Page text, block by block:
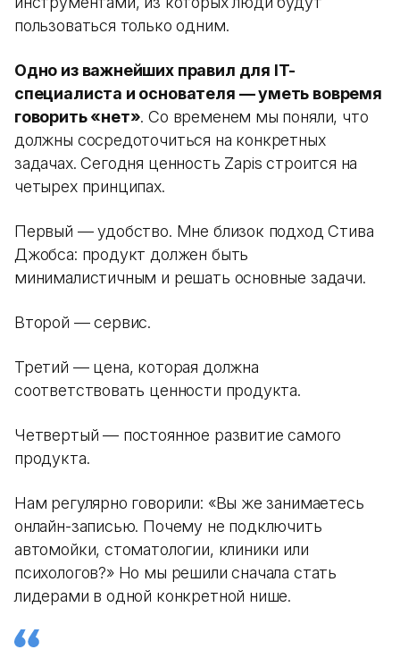
пользоваться только одним.
Одно из важнейших правил для IT-
специалиста и основателя — уметь вовремя
говорить «нет». Со временем мы поняли, что
должны сосредоточиться на конкретных
задачах. Сегодня ценность Zapis строится на
четырех принципах.
Первый — удобство. Мне близок подход Стива
Джобса: продукт должен быть
минималистичным и решать основные задачи.
Второй — сервис.
Третий — цена, которая должна
соответствовать ценности продукта.
Четвертый — постоянное развитие самого
продукта.
Нам регулярно говорили: «Вы же занимаетесь
онлайн-записью. Почему не подключить
автомойки, стоматологии, клиники или
психологов?» Но мы решили сначала стать
лидерами в одной конкретной нише.